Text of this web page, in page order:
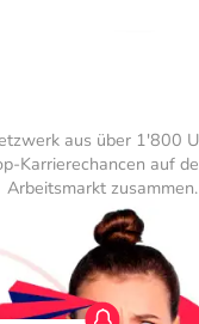
aus über 1'800
Karrierechancen auf
Arbeitsmarkt zusammen.